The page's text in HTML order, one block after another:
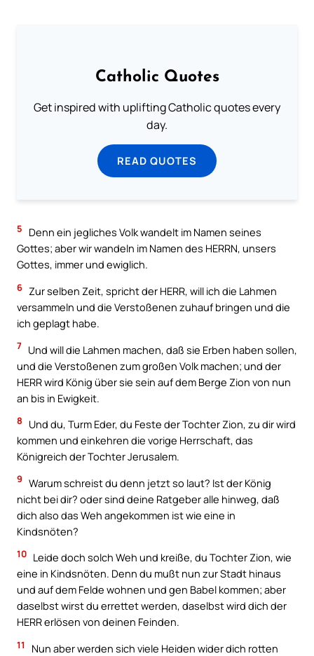
Catholic Quotes
Get inspired with uplifting Catholic quotes every
day.
READ QUOTES
5
Denn ein jegliches Volk wandelt im Namen seines
Gottes; aber wir wandeln im Namen des HERRN, unsers
Gottes, immer und ewiglich.
6 Zur selben Zeit, spricht der HERR, will ich die Lahmen
versammeln und die Verstoßenen zuhauf bringen und die
ich geplagt habe.
7 Und will die Lahmen machen, daß sie Erben haben sollen,
und die Verstoßenen zum großen Volk machen; und der
HERR wird König über sie sein auf dem Berge Zion von nun
an bis in Ewigkeit.
8
Und du, Turm Eder, du Feste der Tochter Zion, zu dir wird
kommen und einkehren die vorige Herrschaft, das
Königreich der Tochter Jerusalem.
9 Warum schreist du denn jetzt so laut? Ist der König
nicht bei dir? oder sind deine Ratgeber alle hinweg, daß
dich also das Weh angekommen ist wie eine in
Kindsnöten?
10 Leide doch solch Weh und kreiße, du Tochter Zion, wie
eine in Kindsnöten. Denn du mußt nun zur Stadt hinaus
und auf dem Felde wohnen und gen Babel kommen; aber
daselbst wirst du errettet werden, daselbst wird dich der
HERR erlösen von deinen Feinden.
11
Nun aber werden sich viele Heiden wider dich rotten